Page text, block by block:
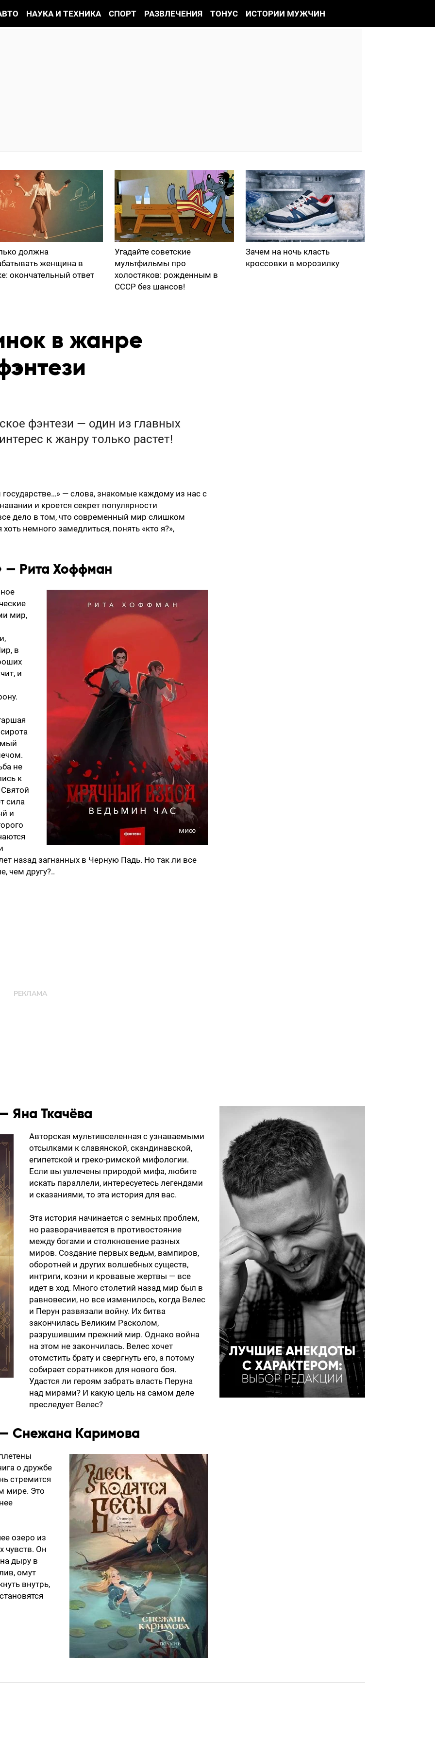
НАУКА И ТЕХНИКА СПОРТ РАЗВЛЕЧЕНИЯ ТОНУС ИСТОРИИ МУЖЧИН
должна
женщина в
окончательный ответ
Угадайте советские
мультфильмы про
холостяков: рожденным в
СССР без шансов!
Зачем на ночь класть
кроссовки в морозилку
в жанре
фэнтези — один из главных
к жанру только растет!
— слова, знакомые каждому из нас с
и кроется секрет популярности
дело в том, что современный мир слишком
немного замедлиться, понять «кто я?»,
— Рита Хоффман
мир,
в
и
не
к
сила
и
назад загнанных в Черную Падь. Но так ли все
чем другу?..
Яна Ткачёва
Авторская мультивселенная с узнаваемыми
отсылками к славянской, скандинавской,
египетской и греко-римской мифологии.
Если вы увлечены природой мифа, любите
искать параллели, интересуетесь легендами
и сказаниями, то эта история для вас.
Эта история начинается с земных проблем,
но разворачивается в противостояние
между богами и столкновение разных
миров. Создание первых ведьм, вампиров,
оборотней и других волшебных существ,
интриги, козни и кровавые жертвы — все
идет в ход. Много столетий назад мир был в
равновесии, но все изменилось, когда Велес
и Перун развязали войну. Их битва
закончилась Великим Расколом,
разрушившим прежний мир. Однако война
на этом не закончилась. Велес хочет
отомстить брату и свергнуть его, а потому
собирает соратников для нового боя.
Удастся ли героям забрать власть Перуна
над мирами? И какую цель на самом деле
преследует Велес?
— Снежана Каримова
о дружбе
стремится
мире. Это
озеро из
чувств. Он
дыру в
омут
внутрь,